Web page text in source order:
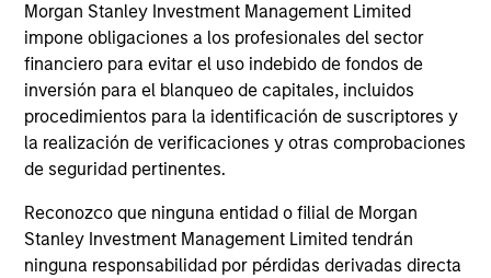
Morgan Stanley Investment Management Limited
impone obligaciones a los profesionales del sector
financiero para evitar el uso indebido de fondos de
inversión para el blanqueo de capitales, incluidos
procedimientos para la identificación de suscriptores y
la realización de verificaciones y otras comprobaciones
de seguridad pertinentes.
Reconozco que ninguna entidad o filial de Morgan
Stanley Investment Management Limited tendrán
ninguna responsabilidad por pérdidas derivadas directa
Private Markets Perspectives Q3
Webinar
03-SEP-2025
In this quarter's webinar, our investment
leaders talked about the private markets
and explored the dynamics investors face in
private credit.